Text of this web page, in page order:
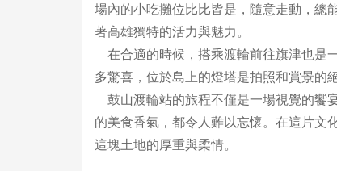
場內的小吃攤位比比皆是，隨意走動，總
著高雄獨特的活力與魅力。
在合適的時候，搭乘渡輪前往旗津也是
多驚喜，位於島上的燈塔是拍照和賞景的
鼓山渡輪站的旅程不僅是一場視覺的饗
的美食香氣，都令人難以忘懷。在這片文
這塊土地的厚重與柔情。